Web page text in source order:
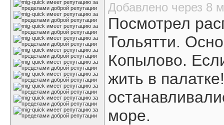
Добавлено через 8
Посмотрел
Тольятти.
Копылово.
жить в
море.